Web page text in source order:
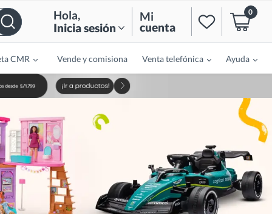
Hola,
Inicia sesión
Mi
cuenta
0
CMR Vende y comisiona Venta telefónica Ayuda